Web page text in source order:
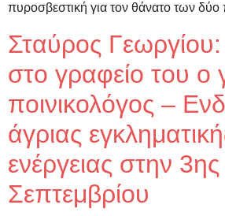
πυροσβεστική για τον θάνατο των
Σταύρος
στο γραφείο του ο
ποινικολόγος –
άγριας
ενέργειας στην 3ης
Σεπτεμβρίου